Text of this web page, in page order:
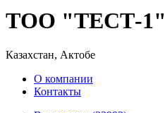
ТОО "ТЕСТ-1"
Казахстан, Актобе
О компании
Контакты